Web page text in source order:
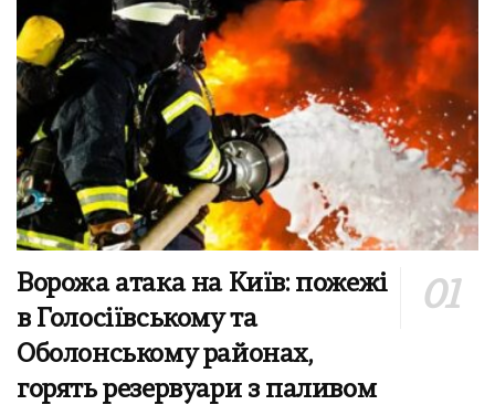
Ворожа атака на Київ: пожежі
в Голосіївському та
Оболонському районах,
горять резервуари з паливом